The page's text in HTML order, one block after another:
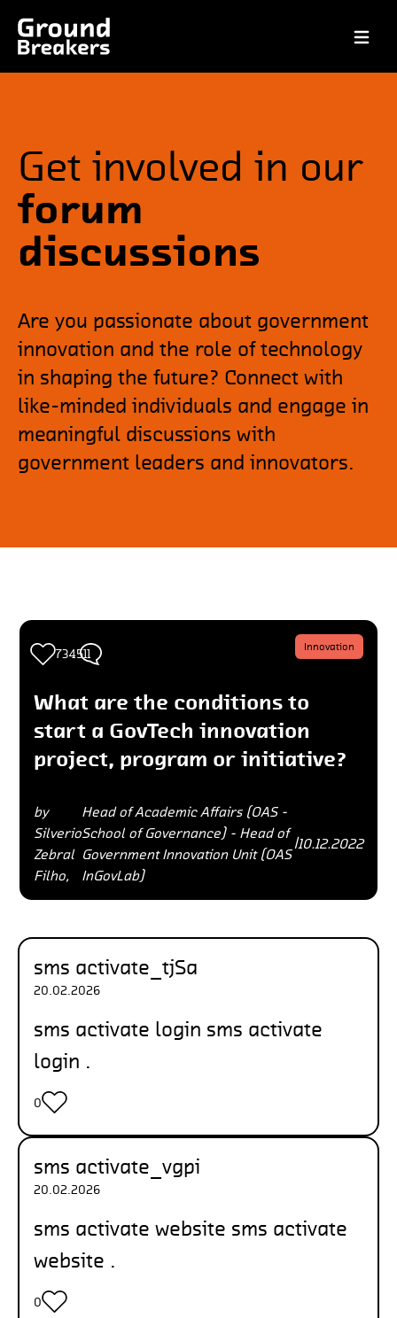
Open
Get involved in our
forum
discussions
Are you passionate about government
innovation and the role of technology
in shaping the future? Connect with
like-minded individuals and engage in
meaningful discussions with
government leaders and innovators.
4 734511 Innovation
What are the conditions to
start a GovTech innovation
project, program or initiative?
by
Silverio
Zebral
Filho,
Head of Academic Affairs (OAS -
School of Governance) - Head of
Government Innovation Unit (OAS
InGovLab)
|10.12.2022
sms activate_tjSa
20.02.2026
sms activate login sms activate
login .
0
sms activate_vgpi
20.02.2026
sms activate website sms activate
website .
0